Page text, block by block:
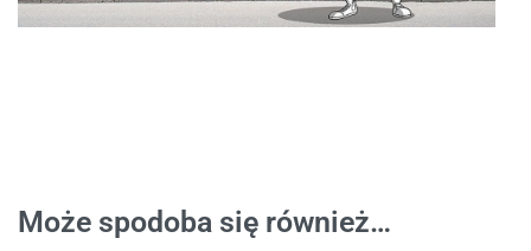
Może spodoba się również…